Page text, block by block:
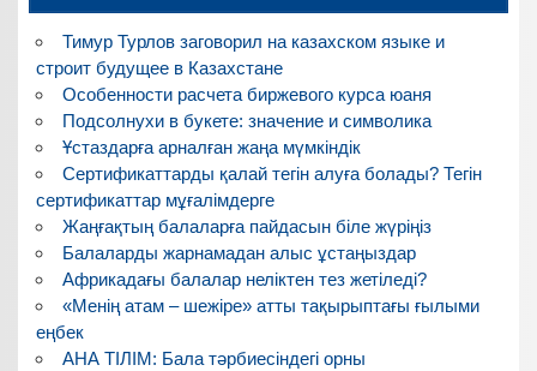
Тимур Турлов заговорил на казахском языке и
строит будущее в Казахстане
Особенности расчета биржевого курса юаня
Подсолнухи в букете: значение и символика
Ұстаздарға арналған жаңа мүмкіндік
Сертификаттарды қалай тегін алуға болады? Тегін
сертификаттар мұғалімдерге
Жаңғақтың балаларға пайдасын біле жүріңіз
Балаларды жарнамадан алыс ұстаңыздар
Африкадағы балалар неліктен тез жетіледі?
«Менің атам – шежіре» атты тақырыптағы ғылыми
еңбек
АНА ТІЛІМ: Бала тәрбиесіндегі орны